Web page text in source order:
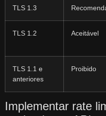
TLS 1.3
TLS 1.2 Aceitável
TLS 1.1 e
anteriores
Proibido
Implementar rate